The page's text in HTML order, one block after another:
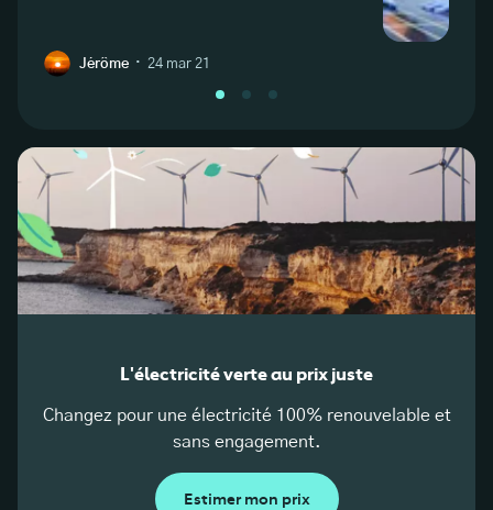
Jérôme · 24 mar 21
L'électricité verte au prix juste
Changez pour une électricité 100% renouvelable et
sans engagement.
Estimer mon prix